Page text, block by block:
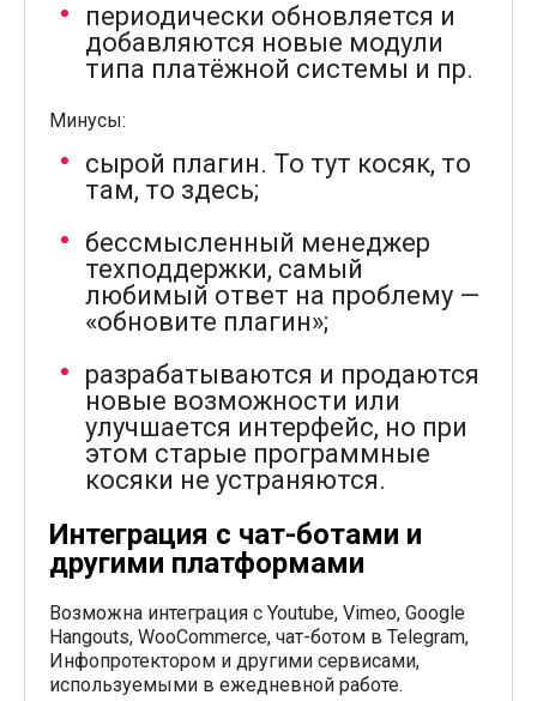
периодически обновляется и
добавляются новые модули
типа платёжной системы и пр.
Минусы:
сырой плагин. То тут косяк, то
там, то здесь;
бессмысленный менеджер
техподдержки, самый
любимый ответ на проблему —
«обновите плагин»;
разрабатываются и продаются
новые возможности или
улучшается интерфейс, но при
этом старые программные
косяки не устраняются.
Интеграция с чат-ботами и
другими платформами
Возможна интеграция с Youtube, Vimeo, Google
Hangouts, WooCommerce, чат-ботом в Telegram,
Инфопротектором и другими сервисами,
используемыми в ежедневной работе.